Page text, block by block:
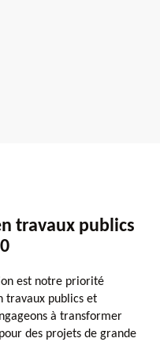
travaux publics
est notre priorité
travaux publics et
à transformer
des projets de grande